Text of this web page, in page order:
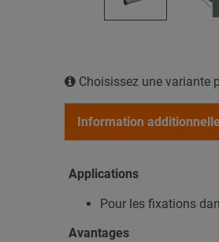
Choisissez une variante
Information
Applications
Pour les fixations
Avantages